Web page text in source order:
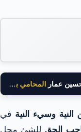
حسين عمار المحامي بالنقض
وسيء النية في
الحق للشئ محل